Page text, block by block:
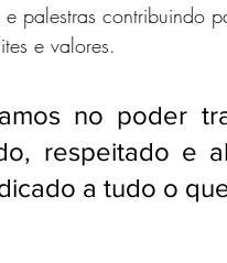
palestras contribuindo
e valores.
no poder
respeitado e
a tudo o